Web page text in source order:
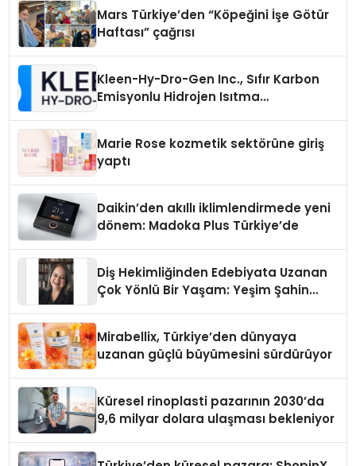
Mars Türkiye’den “Köpeğini İşe Götür
Haftası” çağrısı
Kleen-Hy-Dro-Gen Inc., Sıfır Karbon
Emisyonlu Hidrojen Isıtma
Marie Rose kozmetik sektörüne giriş
yaptı
Daikin’den akıllı iklimlendirmede yeni
dönem: Madoka Plus Türkiye’de
Diş Hekimliğinden Edebiyata Uzanan
Çok Yönlü Bir Yaşam: Yeşim Şahin
Mirabellix, Türkiye’den dünyaya
uzanan güçlü büyümesini sürdürüyor
Küresel rinoplasti pazarının 2030’da
9,6 milyar dolara ulaşması bekleniyor